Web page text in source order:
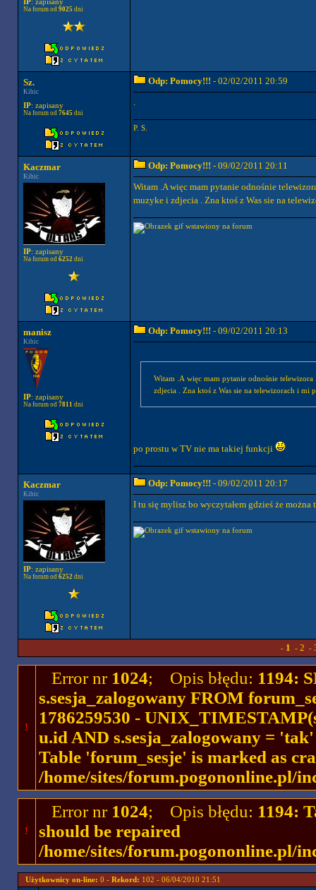
IP: zapisany
Na forum od 9025 dni
Sz.
Kibic
IP: zapisany
Na forum od 7645dni
Odp: Pomocy!!! - 02/02/2011 20:59
.
P. S.
Kaczmar
Kibic
IP: zapisany
Na forum od 6252dni
Odp: Pomocy!!! - 09/02/2011 20:11
Witam .A więc mam pytanie odnośnie
muzyke i zdjecia . Zna ktoś z Was sie na
manisz
Kibic
IP: zapisany
Na forum od 7811 dni
Odp: Pomocy!!! - 09/02/2011 20:13
Witam .A więc mam pytanie odnośnie telewizora LCD LG 42LD550 . Wbudowany ma z boku wejscie USB ale nie odtwarza filmów tylko muzyke i
zdjecia . Zna ktoś z Was sie na telewizorach i mi
po prostu w TV nie ma takiej funkcji
Kaczmar
Kibic
IP: zapisany
Na forum od 6252dni
Odp: Pomocy!!! - 09/02/2011 20:17
I tu się mylisz bo wyczytałem gdzieś że
- 1 - 2 -
!
Error nr 1024; Opis błędu: 1194:
s.sesja_zalogowany FROM
1786259530 -
u.id AND s.sesja_zalogowany =
Table 'forum_sesje' is marked as
/home/sites/forum.pogononline.pl/
!
Error nr 1024; Opis błędu: 1194:
should be repaired
/home/sites/forum.pogononline.pl/
Użytkownicy on-line: 0 - Rekord: 102 - 06/04/2010 21:51